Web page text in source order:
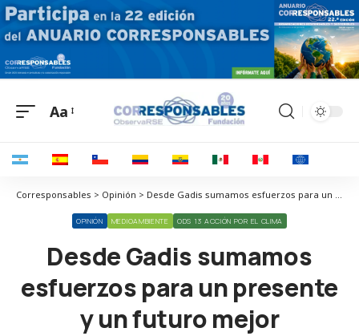
Aa
Corresponsables > Opinión > Desde Gadis sumamos esfuerzos para un presente y un futuro mejor
OPINIÓN MEDIOAMBIENTE ODS 13 ACCIÓN POR EL CLIMA
Desde Gadis sumamos
esfuerzos para un presente
y un futuro mejor